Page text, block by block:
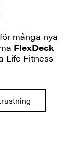
många nya
FlexDeck
Life Fitness